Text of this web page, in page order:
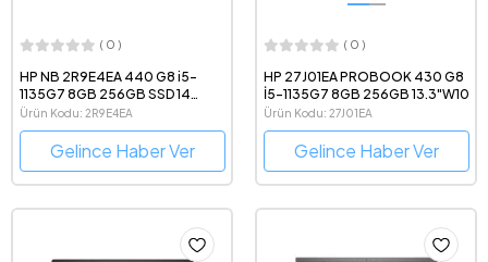
( 0 )
HP NB 2R9E4EA 440 G8 i5-
1135G7 8GB 256GB SSD 14
WIN10 PRO
Ürün Kodu: 2R9E4EA
Gelince Haber Ver
( 0 )
HP 27J01EA PROBOOK 430 G8
İ5-1135G7 8GB 256GB 13.3"W10
Ürün Kodu: 27J01EA
Gelince Haber Ver